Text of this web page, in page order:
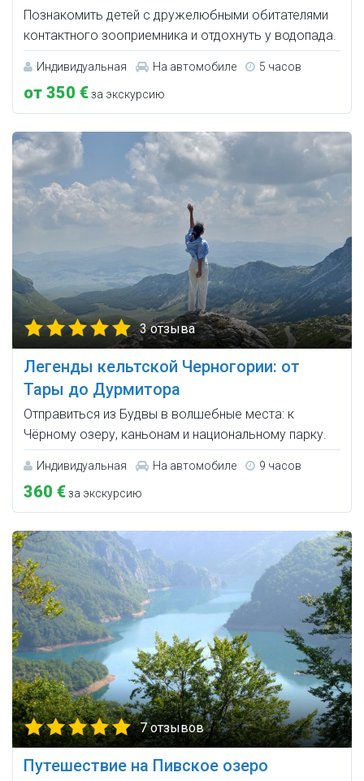
Познакомить детей с дружелюбными обитателями
контактного зооприемника и отдохнуть у водопада.
Индивидуальная На автомобиле 5 часов
от 350 €за экскурсию
3 отзыва
Легенды кельтской Черногории: от
Тары до Дурмитора
Отправиться из Будвы в волшебные места: к
Чёрному озеру, каньонам и национальному парку.
Индивидуальная На автомобиле 9 часов
360 €за экскурсию
7 отзывов
Путешествие на Пивское озеро